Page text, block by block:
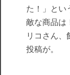
た！」とい
敵な商品は
リコさん、
投稿が。